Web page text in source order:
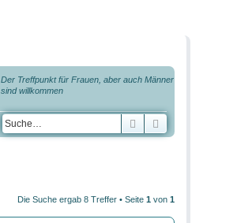
Der Treffpunkt für Frauen, aber auch Männer
sind willkommen
Suche
Die Suche ergab 8 Treffer • Seite 1von 1